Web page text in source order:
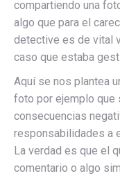
compartiendo una
algo que para el
detective es de vital
caso que estaba
Aquí se nos plantea
foto por ejemplo que
consecuencias
responsabilidades a
La verdad es que el
comentario o algo